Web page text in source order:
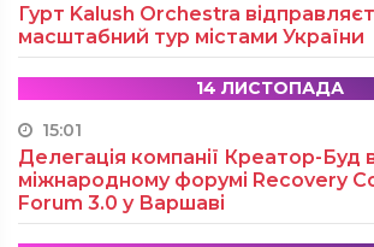
Гурт Kalush Orchestra
масштабний тур містами України
14 ЛИСТОПАДА
15:01
Делегація компанії Креатор-Буд
міжнародному форумі Recovery
Forum 3.0 у Варшаві